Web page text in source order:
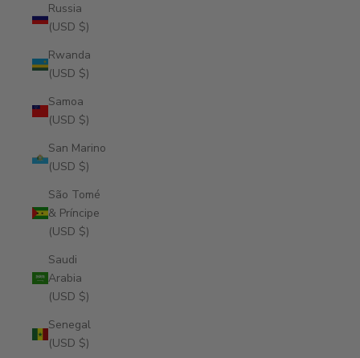
Russia
(USD $)
Rwanda
(USD $)
Samoa
(USD $)
San Marino
(USD $)
São Tomé
& Príncipe
(USD $)
Saudi
Arabia
(USD $)
Senegal
(USD $)